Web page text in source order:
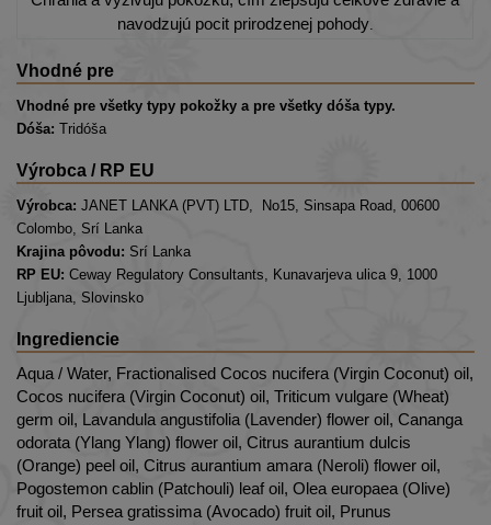
navodzujú pocit prirodzenej pohody.
Vhodné pre
Vhodné pre všetky typy pokožky a pre všetky dóša typy.
Dóša: Tridóša
Výrobca / RP EU
Výrobca: JANET LANKA (PVT) LTD, No15, Sinsapa Road, 00600
Colombo, Srí Lanka
Krajina pôvodu: Srí Lanka
RP EU: Ceway Regulatory Consultants, Kunavarjeva ulica 9, 1000
Ljubljana, Slovinsko
Ingrediencie
Aqua / Water, Fractionalised Cocos nucifera (Virgin Coconut) oil,
Cocos nucifera (Virgin Coconut) oil, Triticum vulgare (Wheat)
germ oil, Lavandula angustifolia (Lavender) flower oil, Cananga
odorata (Ylang Ylang) flower oil, Citrus aurantium dulcis
(Orange) peel oil, Citrus aurantium amara (Neroli) flower oil,
Pogostemon cablin (Patchouli) leaf oil, Olea europaea (Olive)
fruit oil, Persea gratissima (Avocado) fruit oil, Prunus